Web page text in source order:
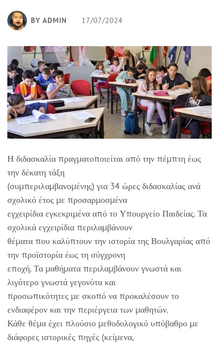
BY ADMIN 17/07/2024
Η διδασκαλία πραγματοποιείται από την πέμπτη έως
την δέκατη τάξη
(συμπεριλαμβανομένης) για 34 ώρες διδασκαλίας ανά
σχολικό έτος με προσαρμοσμένα
εγχειρίδια εγκεκριμένα από το Υπουργείο Παιδείας. Τα
σχολικά εγχειρίδια περιλαμβάνουν
θέματα που καλύπτουν την ιστορία της Βουλγαρίας από
την προϊστορία έως τη σύγχρονη
εποχή. Τα μαθήματα περιλαμβάνουν γνωστά και
λιγότερο γνωστά γεγονότα και
προσωπικότητες με σκοπό να προκαλέσουν το
ενδιαφέρον και την περιέργεια των μαθητών.
Κάθε θέμα έχει πλούσιο μεθοδολογικό υπόβαθρο με
διάφορες ιστορικές πηγές (κείμενα,